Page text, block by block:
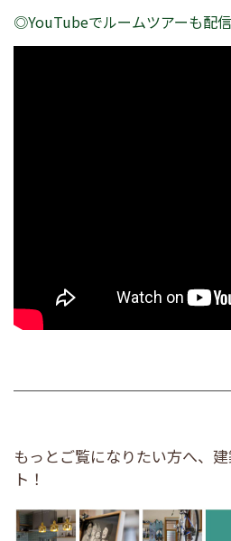
◎YouTubeでルームツアーも配信
もっとご覧になりたい方へ、
ト！